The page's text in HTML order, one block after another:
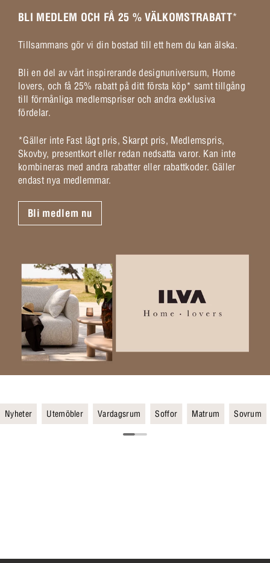
BLI MEDLEM OCH FÅ 25 % VÄLKOMSTRABATT*
Tillsammans gör vi din bostad till ett hem du kan älska.
Bli en del av vårt inspirerande designuniversum, Home
lovers, och få 25% rabatt på ditt första köp* samt tillgång
till förmånliga medlemspriser och andra exklusiva
fördelar.
*Gäller inte Fast lågt pris, Skarpt pris, Medlemspris,
Skovby, presentkort eller redan nedsatta varor. Kan inte
kombineras med andra rabatter eller rabattkoder. Gäller
endast nya medlemmar.
Bli medlem nu
Nyheter Utemöbler Vardagsrum Soffor Matrum Sovrum